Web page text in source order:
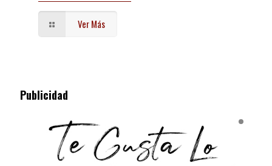
Ver Más
Publicidad